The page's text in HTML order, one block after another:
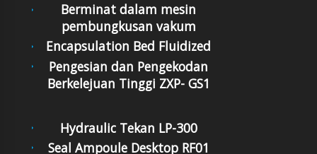
Berminat dalam mesin
pembungkusan vakum
Encapsulation Bed Fluidized
Pengesian dan Pengekodan
Berkelejuan Tinggi ZXP- GS1
Hydraulic Tekan LP-300
Seal Ampoule Desktop RF01